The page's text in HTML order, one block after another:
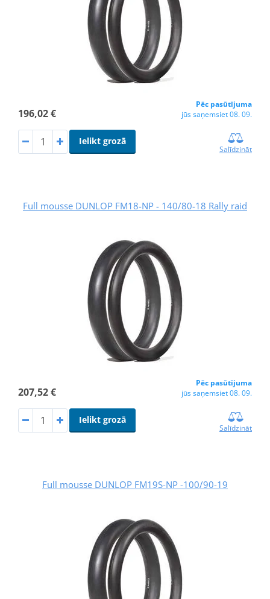
196,02 €
Pēc pasūtījuma
jūs saņemsiet 08. 09.
Ielikt grozā
Salīdzināt
Full mousse DUNLOP FM18-NP - 140/80-18 Rally raid
207,52 €
Pēc pasūtījuma
jūs saņemsiet 08. 09.
Ielikt grozā
Salīdzināt
Full mousse DUNLOP FM19S-NP -100/90-19